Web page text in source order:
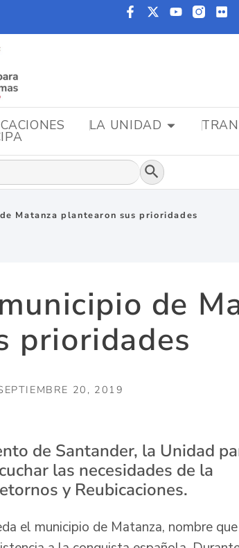
LA UNIDAD
Botón de
Matanza plantearon sus prioridades
de
prioridades
20, 2019
de Santander, la Unidad
las necesidades de la
y Reubicaciones.
el municipio de Matanza, nombre